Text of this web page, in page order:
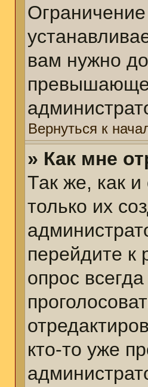
вам нужно
Вернуться к
» Как мне
Так же, как
только их
перейдите к
опрос
кто-то уже